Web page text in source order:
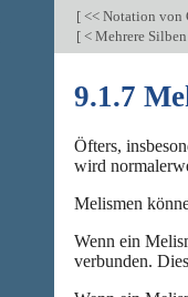
[ << Notation von
[ < Mehrere
9.1.7
Öfters,
wird
Melismen
Wenn ein
verbunden.